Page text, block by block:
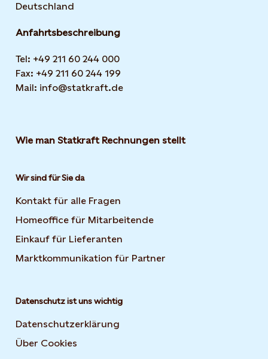
Deutschland
Anfahrtsbeschreibung
Tel: +49 211 60 244 000
Fax: +49 211 60 244 199
Mail: info@statkraft.de
Wie man Statkraft Rechnungen stellt
Wir sind für Sie da
Kontakt für alle Fragen
Homeoffice für Mitarbeitende
Einkauf für Lieferanten
Marktkommunikation für Partner
Datenschutz ist uns wichtig
Datenschutzerklärung
Über Cookies